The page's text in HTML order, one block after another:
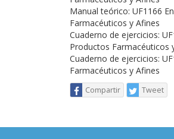
Manual teórico: UF1166
Farmacéuticos y Afines
Cuaderno de ejercicios:
Productos Farmacéuticos
Cuaderno de ejercicios:
Farmacéuticos y Afines
Compartir Tweet